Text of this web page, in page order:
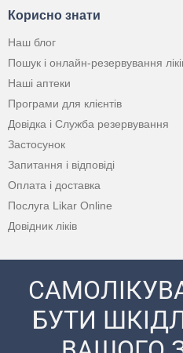
Корисно знати
Наш блог
Пошук і онлайн-резервування
Наші аптеки
Програми для клієнтів
Довідка і Служба резервування
Застосунок
Запитання і відповіді
Оплата і доставка
Послуга Likar Online
Довідник ліків
БУТИ